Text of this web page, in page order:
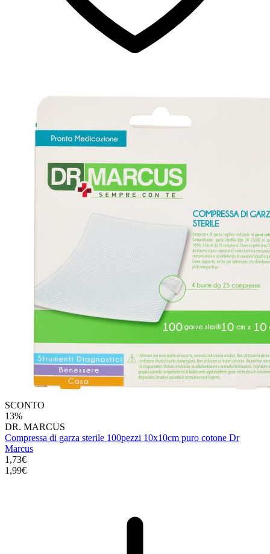
SCONTO
13%
DR. MARCUS
Compressa di garza sterile 100pezzi 10x10cm puro cotone Dr
Marcus
1,73€
1,99€